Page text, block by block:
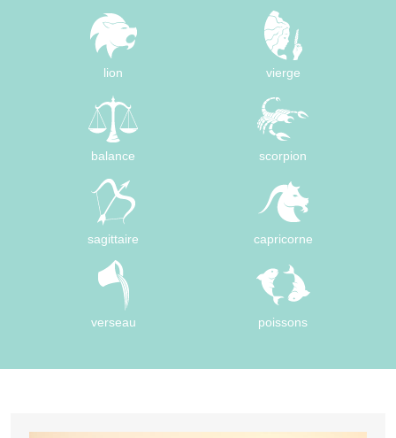
lion vierge
balance scorpion
sagittaire capricorne
verseau poissons